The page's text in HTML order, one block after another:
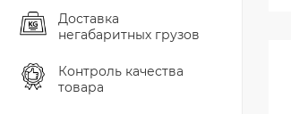
Доставка
негабаритных грузов
Контроль качества
товара